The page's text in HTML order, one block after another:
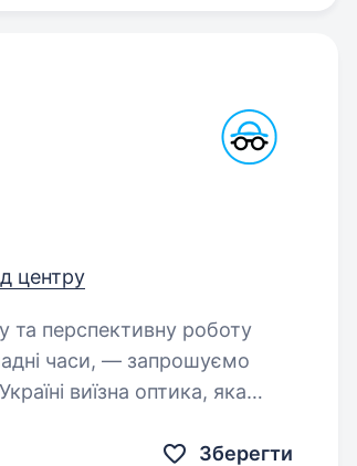
центру
часи, — запрошуємо
виїзна оптика, яка
Зберегти